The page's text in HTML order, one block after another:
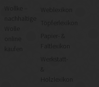
Wollke –
nachhaltige
kaufen
Weblexikon
Töpferlexikon
Papier- &
Faltlexikon
Werkstatt-
&
Holzlexikon